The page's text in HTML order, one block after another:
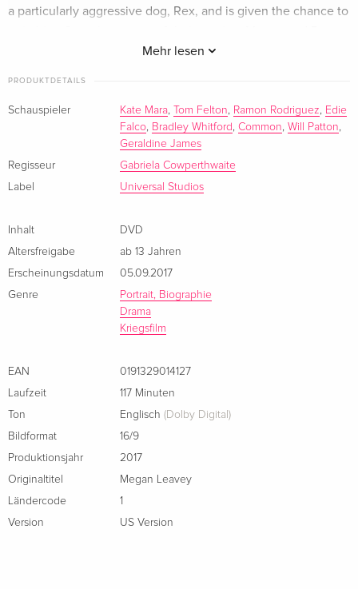
Mehr lesen
a particularly aggressive dog, Rex, and is given the chance to
completed more than 100 missions until an IED explosion
PRODUKTDETAILS
Schauspieler Kate Mara, Tom Felton, Ramon Rodriguez, Edie
Falco, Bradley Whitford , Common, Will Patton,
Geraldine James
Regisseur
Gabriela Cowperthwaite
Label
Universal Studios
Inhalt
DVD
Altersfreigabe
ab 13 Jahren
Erscheinungsdatum
05.09.2017
Genre
Portrait, Biographie
Drama
Kriegsfilm
EAN
0191329014127
Laufzeit
117 Minuten
Ton
Englisch (Dolby Digital)
Bildformat
16/9
Produktionsjahr
2017
Originaltitel
Megan Leavey
Ländercode
1
Version
US Version